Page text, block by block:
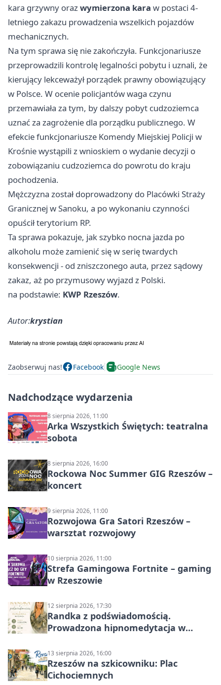
kara grzywny orazwymierzona kara w postaci 4-
letniego zakazu prowadzenia wszelkich pojazdów
mechanicznych.
Na tym sprawa się nie zakończyła. Funkcjonariusze
przeprowadzili kontrolę legalności pobytu i uznali, że
kierujący lekceważył porządek prawny obowiązujący
w Polsce. W ocenie policjantów waga czynu
przemawiała za tym, by dalszy pobyt cudzoziemca
uznać za zagrożenie dla porządku publicznego. W
efekcie funkcjonariusze Komendy Miejskiej Policji w
Krośniewystąpili z wnioskiem o wydanie decyzji o
zobowiązaniu cudzoziemca do powrotu do kraju
pochodzenia.
Mężczyzna został doprowadzony do Placówki Straży
Granicznej w Sanoku, a po wykonaniu czynności
opuścił terytorium RP.
Ta sprawa pokazuje, jak szybko nocna jazda po
alkoholu może zamienić się w serię twardych
konsekwencji - od zniszczonego auta, przez sądowy
zakaz, aż po przymusowy wyjazd z Polski.
na podstawie: KWP Rzeszów.
Autor:krystian
Zaobserwuj nas! Facebook Google News
Nadchodzące wydarzenia
8 sierpnia 2026, 11:00
Arka Wszystkich Świętych: teatralna
sobota
8 sierpnia 2026, 16:00
Rockowa Noc Summer GIG Rzeszów –
koncert
9 sierpnia 2026, 11:00
Rozwojowa Gra Satori Rzeszów –
warsztat rozwojowy
10 sierpnia 2026, 11:00
Strefa Gamingowa Fortnite – gaming
w Rzeszowie
12 sierpnia 2026, 17:30
Randka z podświadomością.
Prowadzona hipnomedytacja w
13 sierpnia 2026, 16:00
Rzeszów na szkicowniku: Plac
Cichociemnych